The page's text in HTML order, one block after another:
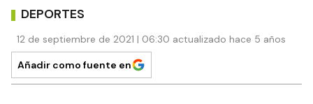
DEPORTES
12 de septiembre de 2021 | 06:30 actualizado hace 5 años
Añadir como fuente en